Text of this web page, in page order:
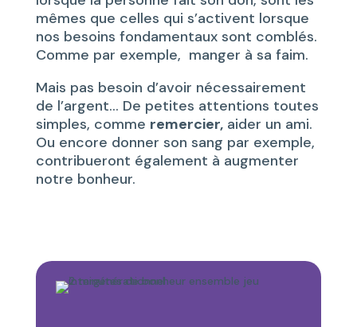
mêmes que celles qui s’activent lorsque
nos besoins fondamentaux sont comblés.
Comme par exemple, manger à sa faim.
Mais pas besoin d’avoir nécessairement
de l’argent… De petites attentions toutes
simples, comme remercier,aider un ami.
Ou encore donner son sang par exemple,
contribueront également à augmenter
notre bonheur.